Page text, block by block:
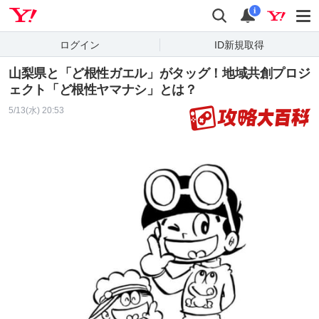
検索 通知
i
ログイン ID新規取得
山梨県と「ど根性ガエル」がタッグ！地域共創プロジ
ェクト「ど根性ヤマナシ」とは？
5/13(水) 20:53